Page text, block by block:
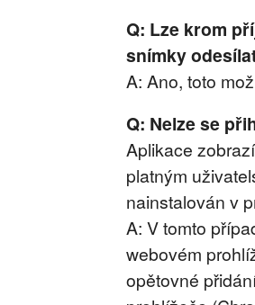
Q: Lze krom
snímky
A: Ano, toto
Q: Nelze se
Aplikace
platným
nainstalován v
A: V tomto
webovém
opětovné